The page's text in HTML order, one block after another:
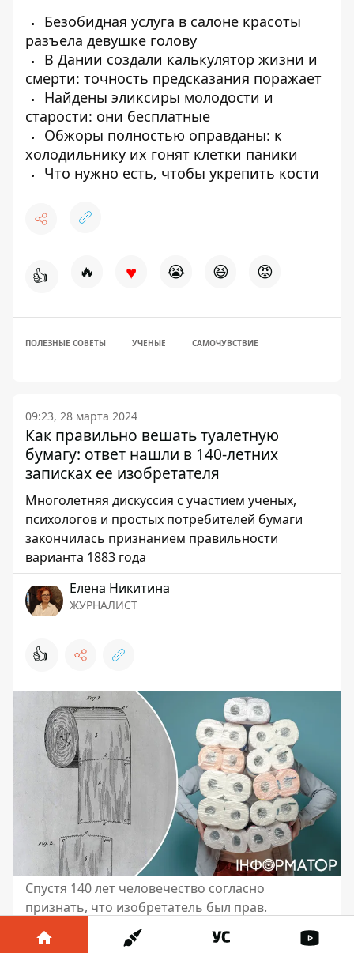
Безобидная услуга в салоне красоты
разъела девушке голову
В Дании создали калькулятор жизни и
смерти: точность предсказания поражает
Найдены эликсиры молодости и
старости: они бесплатные
Обжоры полностью оправданы: к
холодильнику их гонят клетки паники
Что нужно есть, чтобы укрепить кости
👍 🔥 ♥ 😭 😆 😡
ПОЛЕЗНЫЕ СОВЕТЫ УЧЕНЫЕ САМОЧУВСТВИЕ
09:23, 28 марта 2024
Как правильно вешать туалетную
бумагу: ответ нашли в 140-летних
записках ее изобретателя
Многолетняя дискуссия с участием ученых,
психологов и простых потребителей бумаги
закончилась признанием правильности
варианта 1883 года
Елена Никитина
ЖУРНАЛИСТ
👍
Спустя 140 лет человечество согласно
признать, что изобретатель был прав.
Один из самых удивительных споров,